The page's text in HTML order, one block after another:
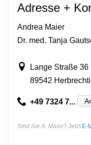
Adresse +
Andrea Maier
Dr. med. Tanja
Lange Straße 36
89542
+49 7324 7...
Sind Sie A. Maier? Jetzt E-